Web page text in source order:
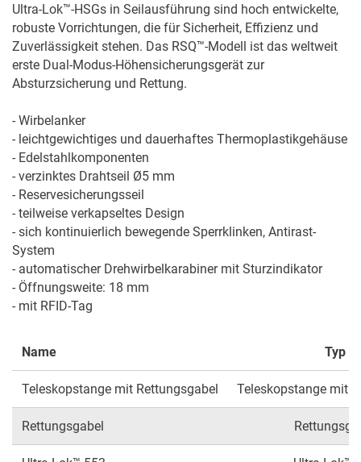
Ultra-Lok™-HSGs in Seilausführung sind hoch entwickelte,
robuste Vorrichtungen, die für Sicherheit, Effizienz und
Zuverlässigkeit stehen. Das RSQ™-Modell ist das weltweit
erste Dual-Modus-Höhensicherungsgerät zur
Absturzsicherung und Rettung.
- Wirbelanker
- leichtgewichtiges und dauerhaftes Thermoplastikgehäuse
- Edelstahlkomponenten
- verzinktes Drahtseil Ø5 mm
- Reservesicherungsseil
- teilweise verkapseltes Design
- sich kontinuierlich bewegende Sperrklinken, Antirast-
System
- automatischer Drehwirbelkarabiner mit Sturzindikator
- Öffnungsweite: 18 mm
- mit RFID-Tag
Name Typ
Teleskopstange mit Rettungsgabel Teleskopstange mit
Rettungsgabel